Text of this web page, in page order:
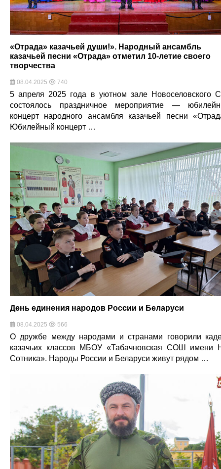
«Отрада» казачьей души!». Народный ансамбль
казачьей песни «Отрада» отметил 10-летие своего
творчества
08.04.2025 740
5 апреля 2025 года в уютном зале Новоселовского
состоялось праздничное мероприятие —
концерт народного ансамбля казачьей песни
Юбилейный концерт …
День единения народов России и Беларуси
08.04.2025 566
О дружбе между народами и странами говорили
казачьих классов МБОУ «Табачновская СОШ имени
Сотника». Народы России и Беларуси живут рядом …